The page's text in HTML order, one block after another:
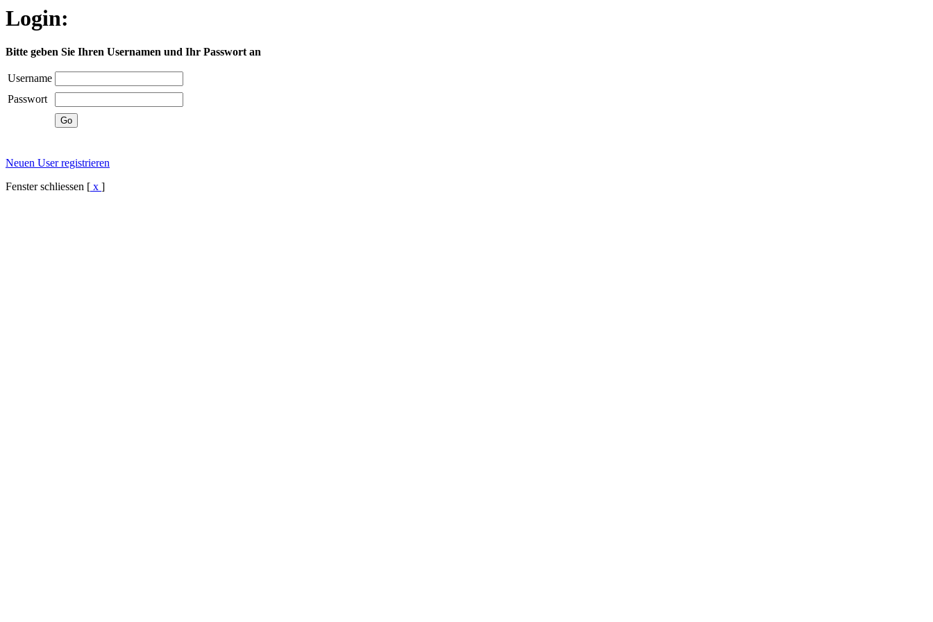
Login:
Bitte geben Sie Ihren Usernamen und Ihr Passwort an
Username
Passwort
Neuen User registrieren
Fenster schliessen [ x ]